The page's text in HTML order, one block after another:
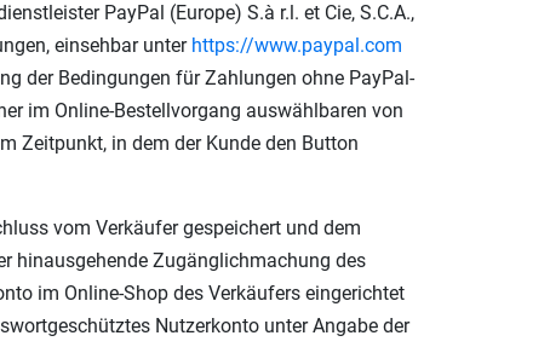
PayPal (Europe) S.à r.l. et Cie, S.C.A.,
einsehbar unter https://www.paypal.com
der Bedingungen für Zahlungen ohne PayPal-
im Online-Bestellvorgang auswählbaren von
Zeitpunkt, in dem der Kunde den Button
vom Verkäufer gespeichert und dem
hinausgehende Zugänglichmachung des
im Online-Shop des Verkäufers eingerichtet
Nutzerkonto unter Angabe der